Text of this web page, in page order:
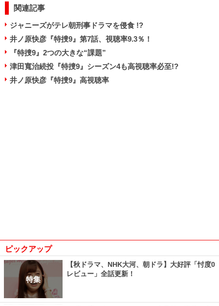
関連記事
ジャニーズがテレ朝刑事ドラマを侵食 !?
井ノ原快彦『特捜9』第7話、視聴率9.3％！
『特捜9』2つの大きな“課題”
津田寬治続投『特捜9』シーズン4も高視聴率必至!?
井ノ原快彦『特捜9』高視聴率
ピックアップ
特集
【秋ドラマ、NHK大河、朝ドラ】大好評「忖度0
レビュー」全話更新！